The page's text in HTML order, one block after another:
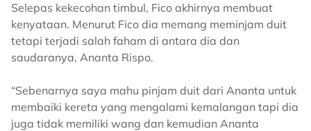
Selepas kekecohan timbul, Fico akhirnya membuat
kenyataan. Menurut Fico dia memang meminjam duit
tetapi terjadi salah faham di antara dia dan
saudaranya, Ananta Rispo.
“Sebenarnya saya mahu pinjam duit dari Ananta untuk
membaiki kereta yang mengalami kemalangan tapi dia
juga tidak memiliki wang dan kemudian Ananta